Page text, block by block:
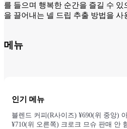
를 들으며 행복한 순간을 즐길 수
을 끌어내는 넬 드립 추출 방법을 사
메뉴
인기 메뉴
블렌드 커피(R사이즈) ¥690(위 중앙)
¥710(위 오른쪽) 크로크 므슈 판매 안